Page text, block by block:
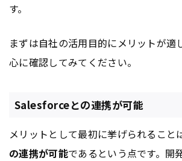
す。
まずは自社の活用目的にメリットが適
心に確認してみてください。
Salesforceとの連携が可能
メリットとして最初に挙げられること
の連携が可能であるという点です。開